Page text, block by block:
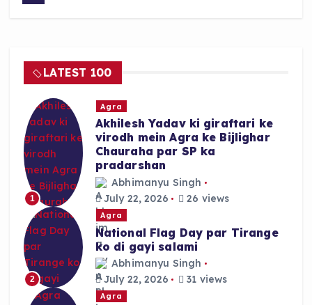
o
o
k
p
p
LATEST 100
1
Agra
Akhilesh Yadav ki giraftari ke
virodh mein Agra ke Bijlighar
Chauraha par SP ka
pradarshan
Abhimanyu Singh
July 22, 2026
26 views
2
Agra
National Flag Day par Tirange
ko di gayi salami
Abhimanyu Singh
July 22, 2026
31 views
Agra